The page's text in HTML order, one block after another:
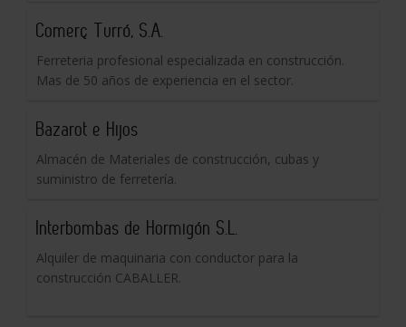
Comerç Turró, S.A.
Ferreteria profesional especializada en construcción.
Mas de 50 años de experiencia en el sector.
Bazarot e Hijos
Almacén de Materiales de construcción, cubas y
suministro de ferretería.
Interbombas de Hormigón S.L.
Alquiler de maquinaria con conductor para la
construcción CABALLER.